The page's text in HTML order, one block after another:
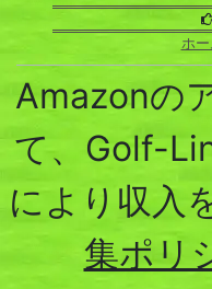
ホ
Amazonの
て、Golf-
により収入
集ポリ